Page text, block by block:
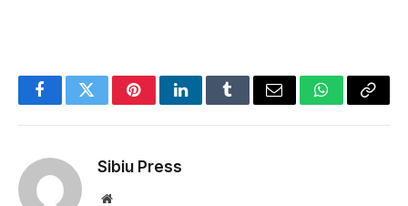
FacebookTwitterPinterestLinkedInTumblrEmail WhatsApp
Copy
Sibiu Press
Website